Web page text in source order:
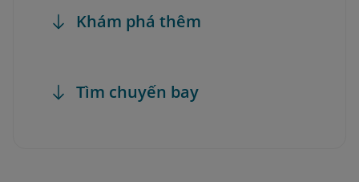
Khám phá thêm
Tìm chuyến bay